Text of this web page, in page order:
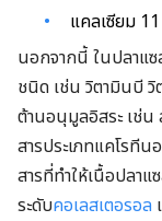
แคลเซียม
นอกจากนี้ ในปลาแ
ชนิด เช่น วิตามินบี วิ
ต้านอนุมูลอิสระ เช่
สารประเภทแคโรที
สารที่ทำให้เนื้อปลา
ระดับคอเลสเตอรอล